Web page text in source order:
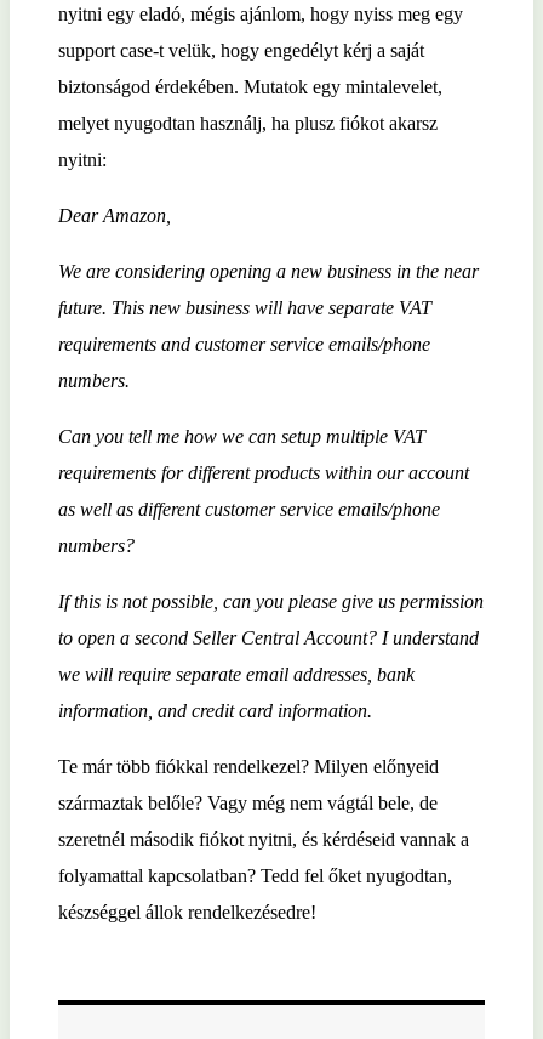
nyitni egy eladó, mégis ajánlom, hogy nyiss meg egy
support case-t velük, hogy engedélyt kérj a saját
biztonságod érdekében. Mutatok egy mintalevelet,
melyet nyugodtan használj, ha plusz fiókot akarsz
nyitni:
Dear Amazon,
We are considering opening a new business in the near
future. This new business will have separate VAT
requirements and customer service emails/phone
numbers.
Can you tell me how we can setup multiple VAT
requirements for different products within our account
as well as different customer service emails/phone
numbers?
If this is not possible, can you please give us permission
to open a second Seller Central Account? I understand
we will require separate email addresses, bank
information, and credit card information.
Te már több fiókkal rendelkezel? Milyen előnyeid
származtak belőle? Vagy még nem vágtál bele, de
szeretnél második fiókot nyitni, és kérdéseid vannak a
folyamattal kapcsolatban? Tedd fel őket nyugodtan,
készséggel állok rendelkezésedre!